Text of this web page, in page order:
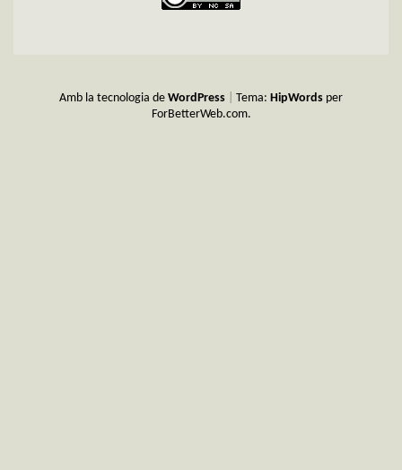
Amb la tecnologia de WordPress Tema: HipWords per
ForBetterWeb.com.